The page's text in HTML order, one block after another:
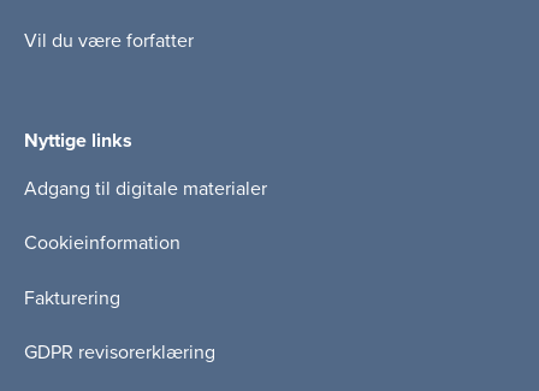
Vil du være forfatter
Nyttige links
Adgang til digitale materialer
Cookieinformation
Fakturering
GDPR revisorerklæring